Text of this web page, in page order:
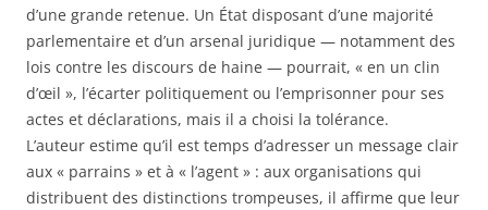
d’une grande retenue. Un État disposant d’une majorité
parlementaire et d’un arsenal juridique — notamment des
lois contre les discours de haine — pourrait, « en un clin
d’œil », l’écarter politiquement ou l’emprisonner pour ses
actes et déclarations, mais il a choisi la tolérance.
L’auteur estime qu’il est temps d’adresser un message clair
aux « parrains » et à « l’agent » : aux organisations qui
distribuent des distinctions trompeuses, il affirme que leur